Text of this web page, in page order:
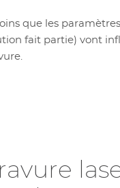
que les
fait partie) vont